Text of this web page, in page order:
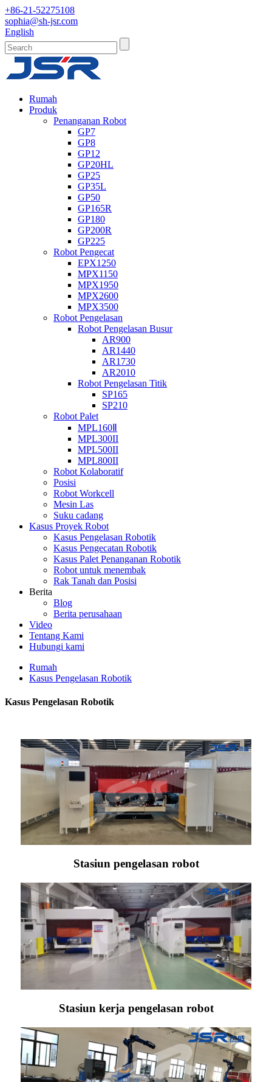
+86-21-52275108
sophia@sh-jsr.com
English
Rumah
Produk
Penanganan Robot
GP7
GP8
GP12
GP20HL
GP25
GP35L
GP50
GP165R
GP180
GP200R
GP225
Robot Pengecat
EPX1250
MPX1150
MPX1950
MPX2600
MPX3500
Robot Pengelasan
Robot Pengelasan Busur
AR900
AR1440
AR1730
AR2010
Robot Pengelasan Titik
SP165
SP210
Robot Palet
MPL160Ⅱ
MPL300II
MPL500II
MPL800II
Robot Kolaboratif
Posisi
Robot Workcell
Mesin Las
Suku cadang
Kasus Proyek Robot
Kasus Pengelasan Robotik
Kasus Pengecatan Robotik
Kasus Palet Penanganan Robotik
Robot untuk menembak
Rak Tanah dan Posisi
Berita
Blog
Berita perusahaan
Video
Tentang Kami
Hubungi kami
Rumah
Kasus Pengelasan Robotik
Kasus Pengelasan Robotik
Stasiun pengelasan robot
Stasiun kerja pengelasan robot